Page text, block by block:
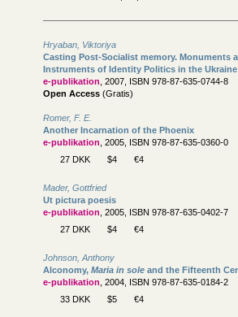
Hryaban, Viktoriya
Casting Post-Socialist memory. Monuments
Instruments of Identity Politics in the Ukraine
e-publikation , 2007, ISBN 978-87-635-0744-8
Open Access (Gratis)
Romer, F. E.
Another Incarnation of the Phoenix
e-publikation , 2005, ISBN 978-87-635-0360-0
27 DKK
$4 €4
Mader, Gottfried
Ut pictura poesis
e-publikation , 2005, ISBN 978-87-635-0402-7
27 DKK
$4 €4
Johnson, Anthony
Alconomy, Maria in sole and the Fifteenth
e-publikation , 2004, ISBN 978-87-635-0184-2
33 DKK
$5 €4